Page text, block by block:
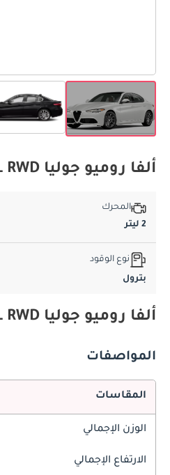
ألفا روميو جوليا Veloce 2.0L RWD المواصفات الأساسية
المحرك
2 ليتر
نوع الوقود
بترول
ألفا روميو جوليا Veloce 2.0L RWD المواصفات والميزات
المواصفات
المقاسات
الوزن الإجمالي
الارتفاع الإجمالي